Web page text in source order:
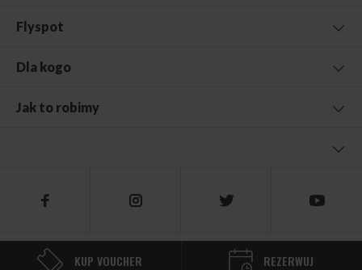
KUP VOUCHER REZERWUJ
Flyspot
Dla kogo
Jak to robimy
© 2026 FLYSPOT